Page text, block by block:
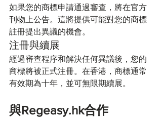
如果您的商標申請通過審查，將在官方
刊物上公告。這將提供可能對您的商標
註冊提出異議的機會。
注冊與續展
經過審查程序和解決任何異議後，您的
商標將被正式注冊。在香港，商標通常
有效期為十年，並可無限期續展。
與Regeasy.hk合作